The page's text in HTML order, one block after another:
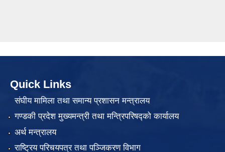
Quick Links
संघीय मामिला तथा समान्य प्रशासन मन्त्रालय
गण्डकी प्रदेश मुख्यमन्त्री तथा मन्त्रिपरिषद्को कार्यालय
अर्थ मन्त्रालय
राष्ट्रिय परिचयपत्र तथा पञ्जिकरण विभाग